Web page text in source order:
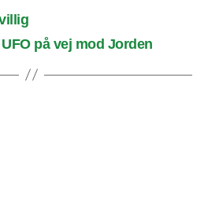
på vej mod Jorden